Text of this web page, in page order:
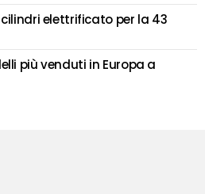
elettrificato per la 43
più venduti in Europa a